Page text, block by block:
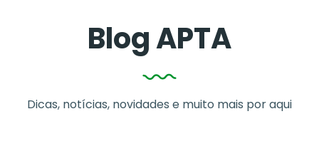
Blog APTA
Dicas, notícias, novidades e muito mais por aqui